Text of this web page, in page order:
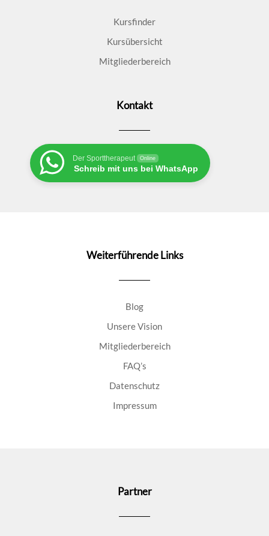
Kursfinder
Kursübersicht
Mitgliederbereich
Kontakt
Der Sporttherapeut Online
Schreib mit uns bei WhatsApp
Weiterführende Links
Blog
Unsere Vision
Mitgliederbereich
FAQ’s
Datenschutz
Impressum
Partner